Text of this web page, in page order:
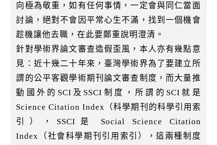
向極為敬重，如有任何事情，一定會與同仁當面
討論，絕對不會因平常心生不滿，找到一個機會
趁機讓他去職，在此要鄭重說明澄清。
針對學術界論文審查造假歪風，本人亦有幾點意
見：近十幾二十年來，臺灣學術界為了要建立所
謂的公平客觀學術期刊論文審查制度，而大量推
動國外的SCI及SSCI制度，所謂的SCI就是
Science Citation Index（科學期刊的科學引用索
引），SSCI是 Social Science Citation
Index（社會科學期刊引用索引），這兩種制度